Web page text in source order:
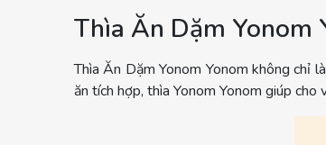
Thìa Ăn Dặm Yonom
Thìa Ăn Dặm Yonom Yonom không chỉ
ăn tích hợp, thìa Yonom Yonom giúp